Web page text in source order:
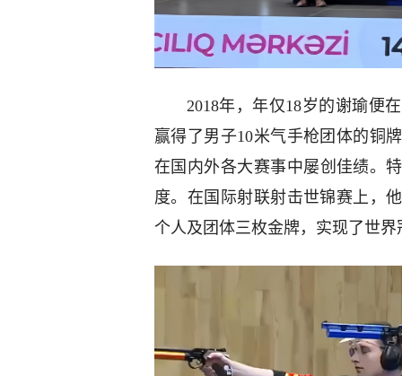
2018年，年仅18岁的谢瑜便
赢得了男子10米气手枪团体的铜
在国内外各大赛事中屡创佳绩。
度。在国际射联射击世锦赛上，
个人及团体三枚金牌，实现了世界